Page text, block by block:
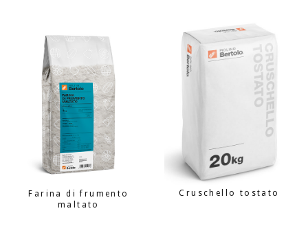
Farina di frumento
maltato
Cruschello tostato